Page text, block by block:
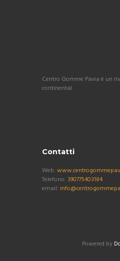
Centro Gomme Pavia è un
continental
Contatti
Web:
Telefono: 390775403184
email:
Powered by